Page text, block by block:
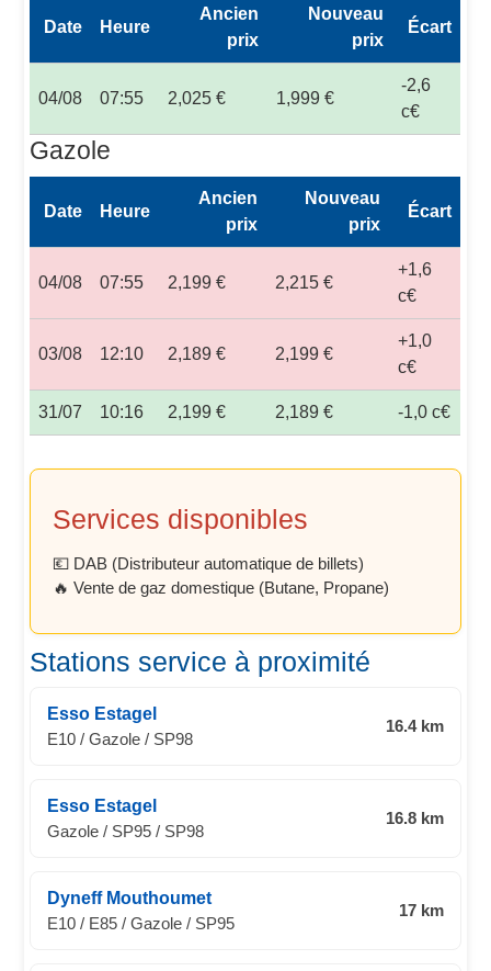
Date Heure
Ancien
prix
Nouveau
prix
Écart
04/08 07:55 2,025 € 1,999 €
-2,6
c€
Gazole
Date Heure
Ancien
prix
Nouveau
prix
Écart
04/08 07:55 2,199 € 2,215 €
+1,6
c€
03/08 12:10 2,189 € 2,199 €
+1,0
c€
31/07 10:16 2,199 € 2,189 € -1,0 c€
Services disponibles
💶 DAB (Distributeur automatique de billets)
🔥 Vente de gaz domestique (Butane, Propane)
Stations service à proximité
Esso Estagel
E10 / Gazole / SP98
16.4 km
Esso Estagel
Gazole / SP95 / SP98
16.8 km
Dyneff Mouthoumet
E10 / E85 / Gazole / SP95
17 km